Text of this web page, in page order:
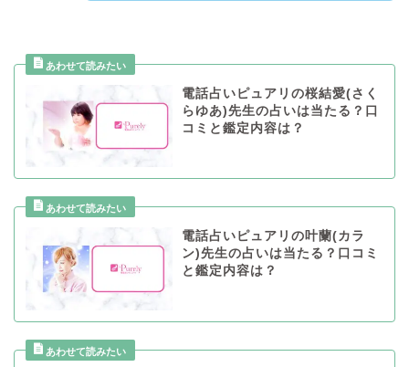
電話占いピュアリの桜結愛(さく
らゆあ)先生の占いは当たる？口
コミと鑑定内容は？
電話占いピュアリの叶蘭(カラ
ン)先生の占いは当たる？口コミ
と鑑定内容は？